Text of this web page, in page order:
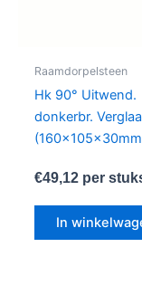
Raamdorpelsteen
Hk 90° Uitwend.
donkerbr.
€49,12per
In